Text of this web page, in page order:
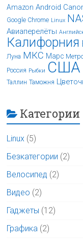
Amazon Android
Google Chrome Linux
Авиаперелёты
Калифорния
Луна МКС Марс
Россия Рыбки США
Таллин Таможня
Категории
Linux (5)
Безкатегории (2)
Велосипед (2)
Видео (2)
Гаджеты (12)
Графика (2)